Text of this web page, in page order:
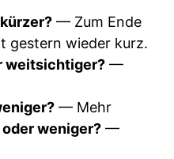
— Zum Ende
gestern wieder kurz.
weitsichtiger? —
— Mehr
weniger? —